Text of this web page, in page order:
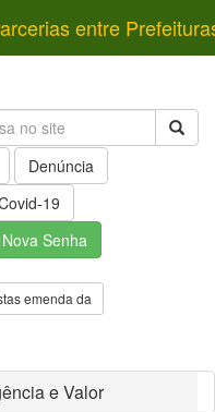
entre
Denúncia
19
Senha
emenda da
e Valor